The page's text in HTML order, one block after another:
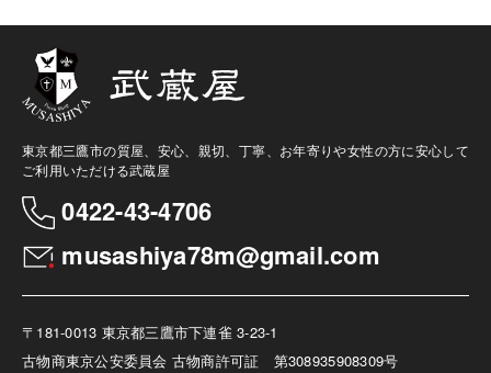
東京都三鷹市の質屋、安心、親切、丁寧、お年寄りや女性の方に安心して
ご利用いただける武蔵屋
0422-43-4706
musashiya78m@gmail.com
〒181-0013 東京都三鷹市下連雀 3-23-1
古物商東京公安委員会 古物商許可証 第308935908309号